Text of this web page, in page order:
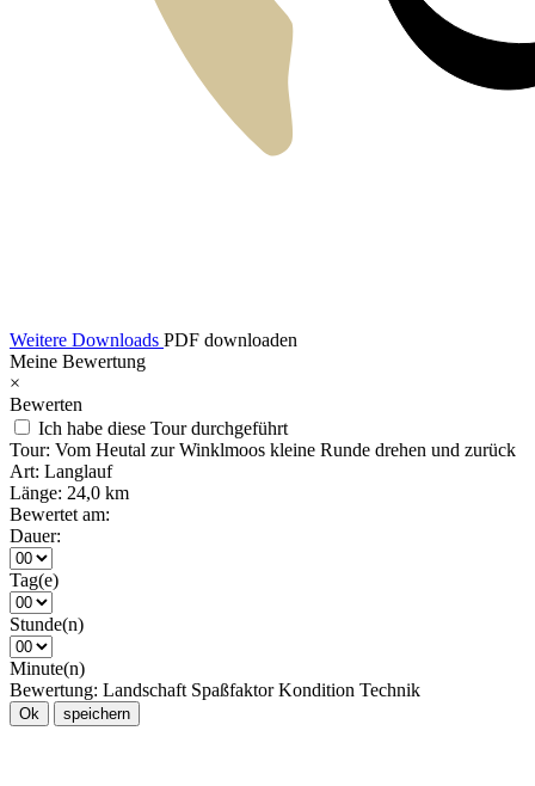
Weitere Downloads PDF downloaden
Meine Bewertung
×
Bewerten
Ich habe diese Tour durchgeführt
Tour: Vom Heutal zur Winklmoos kleine Runde drehen und zurück
Art: Langlauf
Länge: 24,0 km
Bewertet am:
Dauer:
Tag(e)
Stunde(n)
Minute(n)
Bewertung: Landschaft Spaßfaktor Kondition Technik
Ok speichern